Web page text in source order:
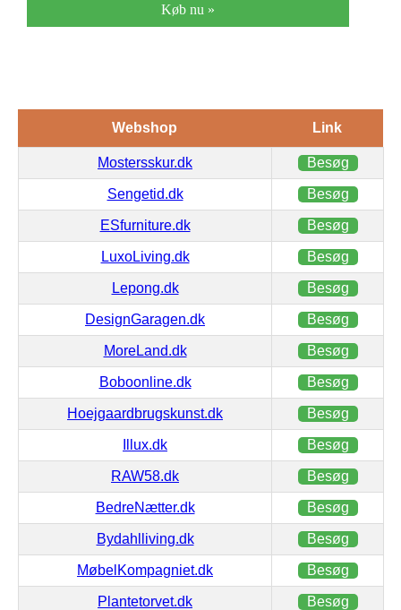
Køb nu »
Webshop Link
Mostersskur.dk Besøg
Sengetid.dk Besøg
ESfurniture.dk Besøg
LuxoLiving.dk Besøg
Lepong.dk Besøg
DesignGaragen.dk Besøg
MoreLand.dk Besøg
Boboonline.dk Besøg
Hoejgaardbrugskunst.dk Besøg
Illux.dk Besøg
RAW58.dk Besøg
BedreNætter.dk Besøg
Bydahlliving.dk Besøg
MøbelKompagniet.dk Besøg
Plantetorvet.dk Besøg